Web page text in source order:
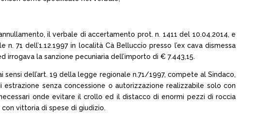
il verbale di accertamento prot. n. 1411 del 10.04.2014, e
71 dell’1.12.1997 in località Cà Belluccio presso l’ex cava dismessa
irrogava la sanzione pecuniaria dell’importo di € 7.443,15.
dell’art. 19 della legge regionale n.71/1997, compete al Sindaco,
senza concessione o autorizzazione realizzabile solo con
onde evitare il crollo ed il distacco di enormi pezzi di roccia
vittoria di spese di giudizio.